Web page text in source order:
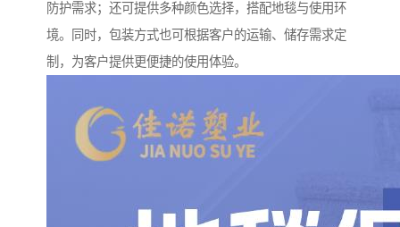
防护需求；还可提供多种颜色选择，搭配地毯与使用环
境。同时，包装方式也可根据客户的运输、储存需求定
制，为客户提供更便捷的使用体验。